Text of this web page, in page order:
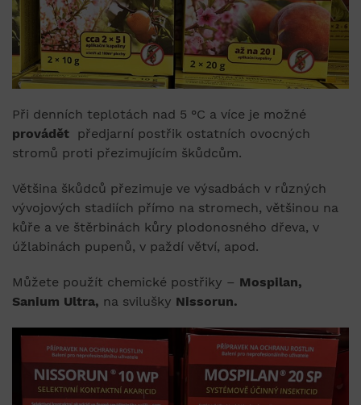
Při denních teplotách nad 5 °C a více je možné
provádět předjarní postřik ostatních ovocných
stromů proti přezimujícím škůdcům.
Většina škůdců přezimuje ve výsadbách v různých
vývojových stadiích přímo na stromech, většinou na
kůře a ve štěrbinách kůry plodonosného dřeva, v
úžlabinách pupenů, v paždí větví, apod.
Můžete použít chemické postřiky – Mospilan,
Sanium Ultra, na svilušky Nissorun.